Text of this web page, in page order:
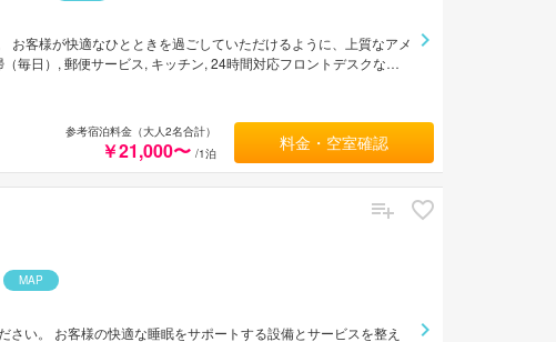
客様が快適なひとときを過ごしていただけるように、上質なアメ
毎日）, 郵便サービス, キッチン, 24時間対応フロントデスクなど
ます。 東京市内中心に位置する便利なロケーション、フレンドリ
えたHotel Axas Nihonbashiは、多くの人に選ばれています。
参考宿泊料金（大人2名合計）
￥21,000〜 /1泊 料金・空室確認
MAP
い。 お客様の快適な睡眠をサポートする設備とサービスを整え